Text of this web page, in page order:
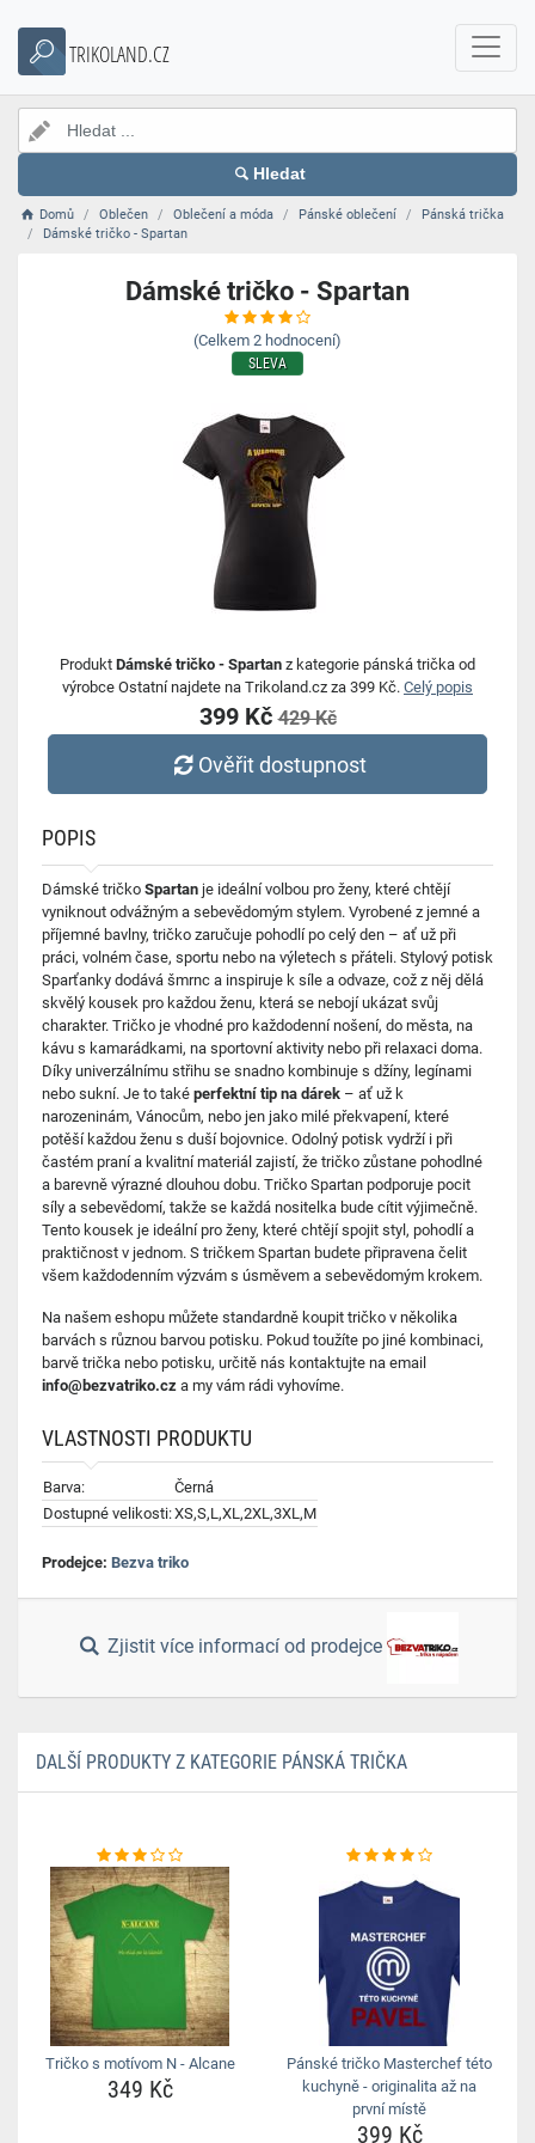
TRIKOLAND.CZ
Hledat
Domů Oblečen Oblečení a móda Pánské oblečení
Pánská trička
Dámské tričko - Spartan
Dámské tričko - Spartan
(Celkem 2 hodnocení)
SLEVA
Produkt Dámské tričko - Spartan z kategorie pánská trička od
výrobce Ostatní najdete na Trikoland.cz za 399 Kč. Celý popis
399 Kč429 Kč
Ověřit dostupnost
POPIS
Dámské tričko Spartan je ideální volbou pro ženy, které chtějí
vyniknout odvážným a sebevědomým stylem. Vyrobené z jemné a
příjemné bavlny, tričko zaručuje pohodlí po celý den – ať už při
práci, volném čase, sportu nebo na výletech s přáteli. Stylový potisk
Sparťanky dodává šmrnc a inspiruje k síle a odvaze, což z něj dělá
skvělý kousek pro každou ženu, která se nebojí ukázat svůj
charakter. Tričko je vhodné pro každodenní nošení, do města, na
kávu s kamarádkami, na sportovní aktivity nebo při relaxaci doma.
Díky univerzálnímu střihu se snadno kombinuje s džíny, legínami
nebo sukní. Je to také perfektní tip na dárek – ať už k
narozeninám, Vánocům, nebo jen jako milé překvapení, které
potěší každou ženu s duší bojovnice. Odolný potisk vydrží i při
častém praní a kvalitní materiál zajistí, že tričko zůstane pohodlné
a barevně výrazné dlouhou dobu. Tričko Spartan podporuje pocit
síly a sebevědomí, takže se každá nositelka bude cítit výjimečně.
Tento kousek je ideální pro ženy, které chtějí spojit styl, pohodlí a
praktičnost v jednom. S tričkem Spartan budete připravena čelit
všem každodenním výzvám s úsměvem a sebevědomým krokem.
Na našem eshopu můžete standardně koupit tričko v několika
barvách s různou barvou potisku. Pokud toužíte po jiné kombinaci,
barvě trička nebo potisku, určitě nás kontaktujte na email
info@bezvatriko.cz a my vám rádi vyhovíme.
VLASTNOSTI PRODUKTU
Barva:
Černá
Dostupné velikosti:XS,S,L,XL,2XL,3XL,M
Prodejce: Bezva triko
Zjistit více informací od prodejce
DALŠÍ PRODUKTY Z KATEGORIE PÁNSKÁ TRIČKA
Tričko s motívom N - Alcane
349 Kč
Pánské tričko Masterchef této
kuchyně - originalita až na
první místě
399 Kč